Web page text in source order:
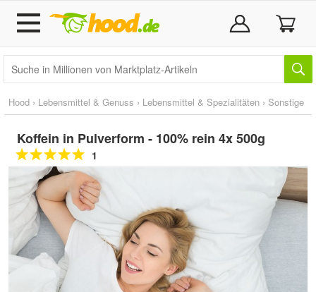
Hood › Lebensmittel & Genuss › Lebensmittel & Spezialitäten › Sonstige
Koffein in Pulverform - 100% rein 4x 500g
1